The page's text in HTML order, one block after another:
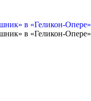
в «Геликон-Опере»
в «Геликон-Опере»